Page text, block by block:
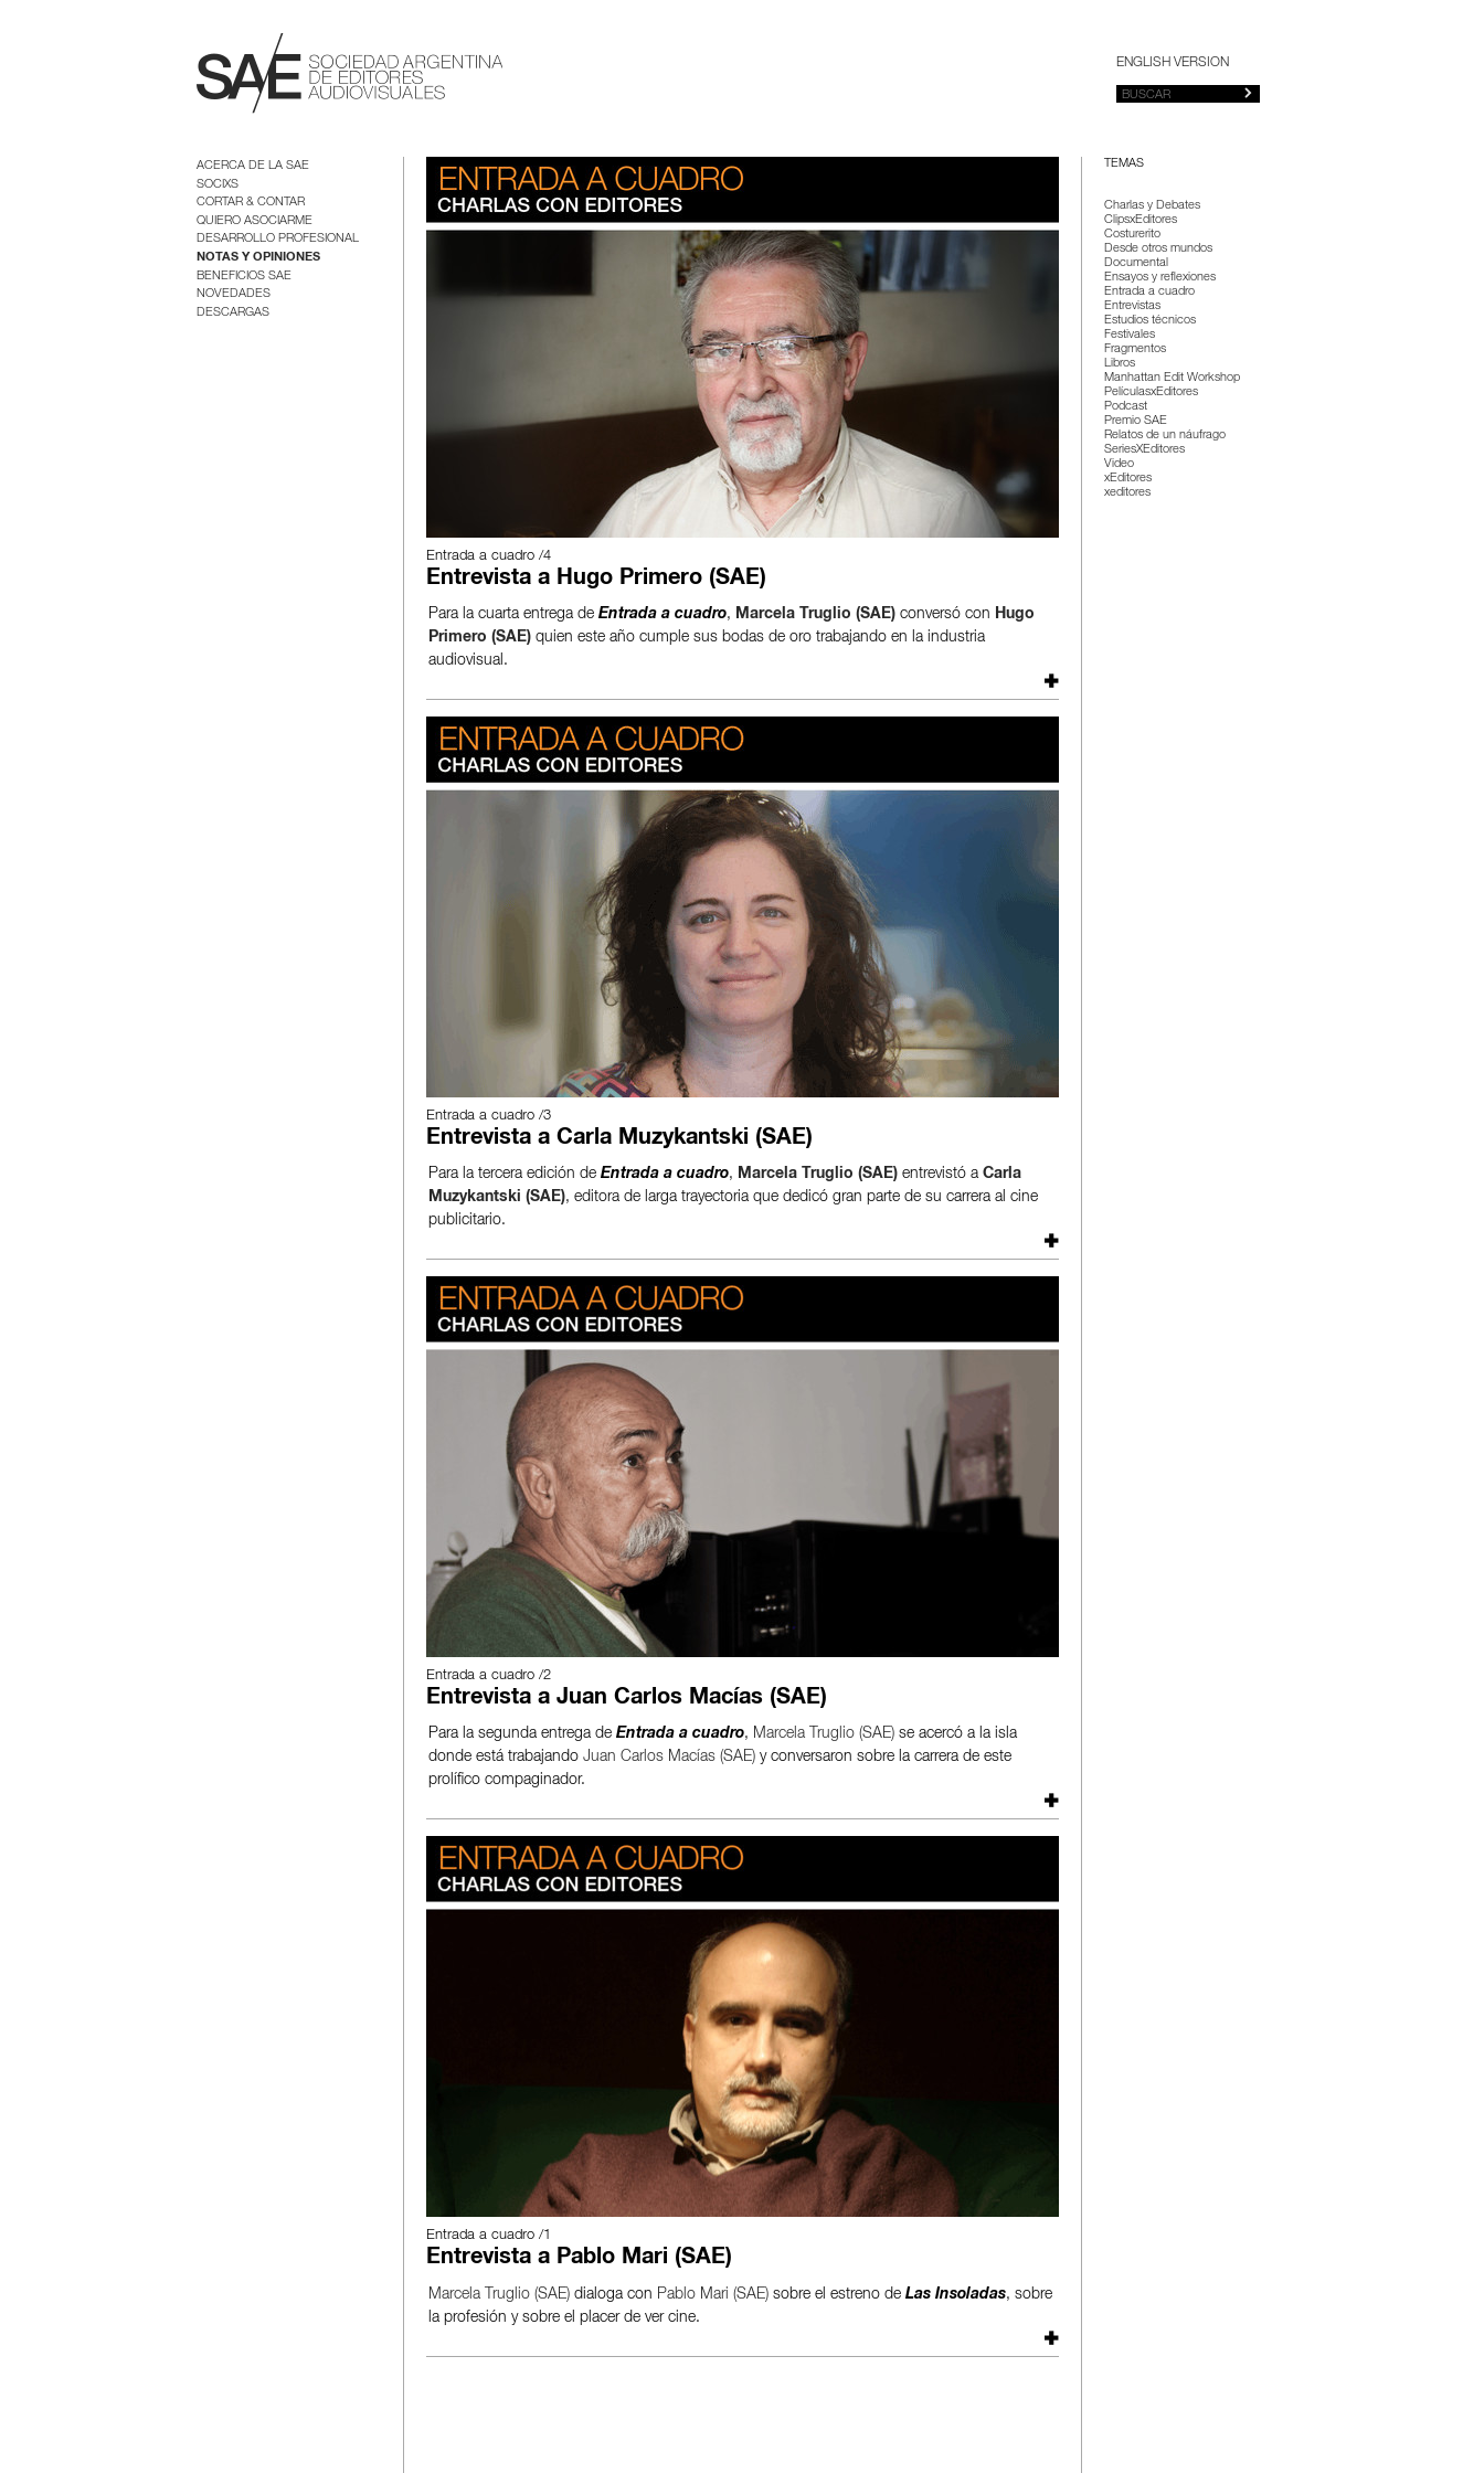
ENGLISH VERSION
ACERCA DE LA SAE
SOCIXS
CORTAR & CONTAR
QUIERO ASOCIARME
DESARROLLO PROFESIONAL
NOTAS Y OPINIONES
BENEFICIOS SAE
NOVEDADES
DESCARGAS
Entrada a cuadro /4
Entrevista a Hugo Primero (SAE)
Para la cuarta entrega de Entrada a cuadro, Marcela Truglio (SAE)conversó con Hugo
Primero (SAE)quien este año cumple sus bodas de oro trabajando en la industria
audiovisual.
Entrada a cuadro /3
Entrevista a Carla Muzykantski (SAE)
Para la tercera edición de Entrada a cuadro, Marcela Truglio (SAE)entrevistó a Carla
Muzykantski (SAE), editora de larga trayectoria que dedicó gran parte de su carrera al cine
publicitario.
Entrada a cuadro /2
Entrevista a Juan Carlos Macías (SAE)
Para la segunda entrega de Entrada a cuadro, Marcela Truglio (SAE)se acercó a la isla
donde está trabajando Juan Carlos Macías (SAE)y conversaron sobre la carrera de este
prolífico compaginador.
Entrada a cuadro /1
Entrevista a Pablo Mari (SAE)
Marcela Truglio (SAE)dialoga con Pablo Mari (SAE)sobre el estreno de Las Insoladas, sobre
la profesión y sobre el placer de ver cine.
TEMAS
Charlas y Debates
ClipsxEditores
Costurerito
Desde otros mundos
Documental
Ensayos y reflexiones
Entrada a cuadro
Entrevistas
Estudios técnicos
Festivales
Fragmentos
Libros
Manhattan Edit Workshop
PelículasxEditores
Podcast
Premio SAE
Relatos de un náufrago
SeriesXEditores
Video
xEditores
xeditores